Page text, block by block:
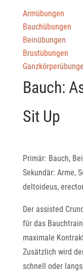
Armübungen
Bauchübungen
Beinübungen
Brustübungen
Bauch:
Sit Up
Primär: Bauch,
Sekundär: Arme,
deltoideus,
Der assisted
für das
maximale
Zusätzlich wird
schnell oder